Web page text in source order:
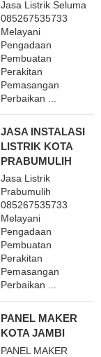
Jasa Listrik Seluma
085267535733
Melayani
Pengadaan
Pembuatan
Perakitan
Pemasangan
Perbaikan ...
JASA INSTALASI
LISTRIK KOTA
PRABUMULIH
Jasa Listrik
Prabumulih
085267535733
Melayani
Pengadaan
Pembuatan
Perakitan
Pemasangan
Perbaikan ...
PANEL MAKER
KOTA JAMBI
PANEL MAKER